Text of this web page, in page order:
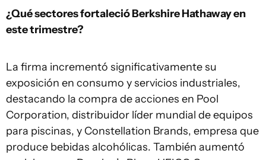
¿Qué sectores fortaleció Berkshire Hathaway en
este trimestre?
La firma incrementó significativamente su
exposición en consumo y servicios industriales,
destacando la compra de acciones en Pool
Corporation, distribuidor líder mundial de equipos
para piscinas, y Constellation Brands, empresa que
produce bebidas alcohólicas. También aumentó